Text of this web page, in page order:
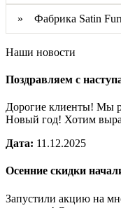
» Фабрика Satin
Наши новости
Поздравляем с
Дорогие клиенты! Мы
Новый год! Хотим
Дата: 11.12.2025
Осенние скидки
Запустили акцию на